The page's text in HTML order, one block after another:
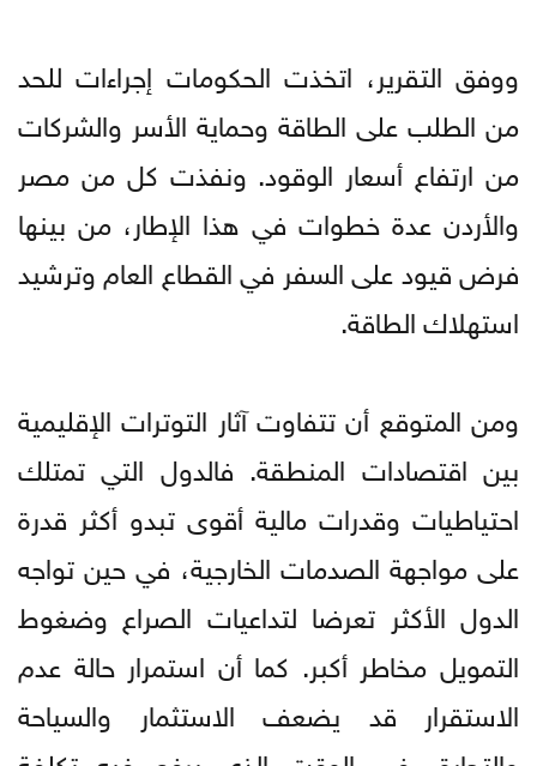
ووفق التقرير، اتخذت الحكومات إجراءات للحد
من الطلب على الطاقة وحماية الأسر والشركات
من ارتفاع أسعار الوقود. ونفذت كل من مصر
والأردن عدة خطوات في هذا الإطار، من بينها
فرض قيود على السفر في القطاع العام وترشيد
استهلاك الطاقة.
ومن المتوقع أن تتفاوت آثار التوترات الإقليمية
بين اقتصادات المنطقة. فالدول التي تمتلك
احتياطيات وقدرات مالية أقوى تبدو أكثر قدرة
على مواجهة الصدمات الخارجية، في حين تواجه
الدول الأكثر تعرضا لتداعيات الصراع وضغوط
التمويل مخاطر أكبر. كما أن استمرار حالة عدم
الاستقرار قد يضعف الاستثمار والسياحة